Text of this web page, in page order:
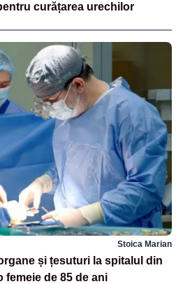
curățarea urechilor
Stoica Marian
și țesuturi la spitalul din
femeie de 85 de ani